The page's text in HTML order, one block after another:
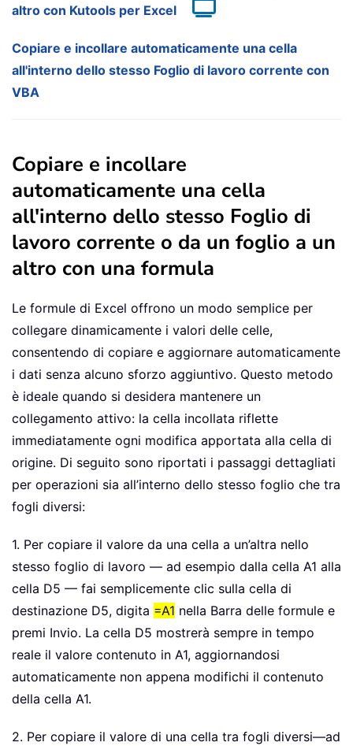
altro con Kutools per Excel
Copiare e incollare automaticamente una cella
all'interno dello stesso Foglio di lavoro corrente con
VBA
Copiare e incollare
automaticamente una cella
all'interno dello stesso Foglio di
lavoro corrente o da un foglio a un
altro con una formula
Le formule di Excel offrono un modo semplice per
collegare dinamicamente i valori delle celle,
consentendo di copiare e aggiornare automaticamente
i dati senza alcuno sforzo aggiuntivo. Questo metodo
è ideale quando si desidera mantenere un
collegamento attivo: la cella incollata riflette
immediatamente ogni modifica apportata alla cella di
origine. Di seguito sono riportati i passaggi dettagliati
per operazioni sia all’interno dello stesso foglio che tra
fogli diversi:
1. Per copiare il valore da una cella a un’altra nello
stesso foglio di lavoro — ad esempio dalla cella A1 alla
cella D5 — fai semplicemente clic sulla cella di
destinazione D5, digita =A1 nella Barra delle formule e
premi Invio. La cella D5 mostrerà sempre in tempo
reale il valore contenuto in A1, aggiornandosi
automaticamente non appena modifichi il contenuto
della cella A1.
2. Per copiare il valore di una cella tra fogli diversi—ad